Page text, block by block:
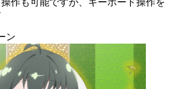
ン